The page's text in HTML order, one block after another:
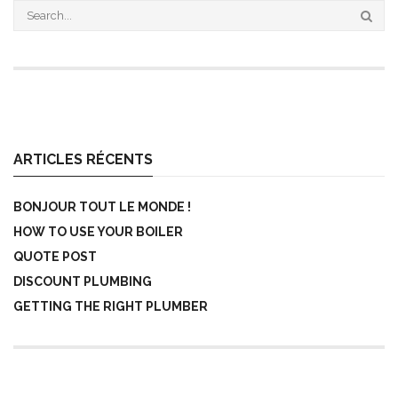
ARTICLES RÉCENTS
BONJOUR TOUT LE MONDE !
HOW TO USE YOUR BOILER
QUOTE POST
DISCOUNT PLUMBING
GETTING THE RIGHT PLUMBER